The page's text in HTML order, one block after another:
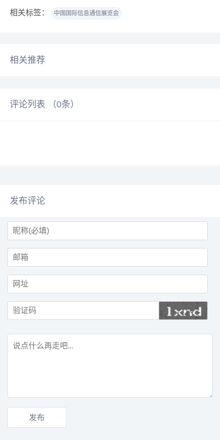
相关标签： 中国国际信息通信展览会
相关推荐
评论列表 （0条）
发布评论